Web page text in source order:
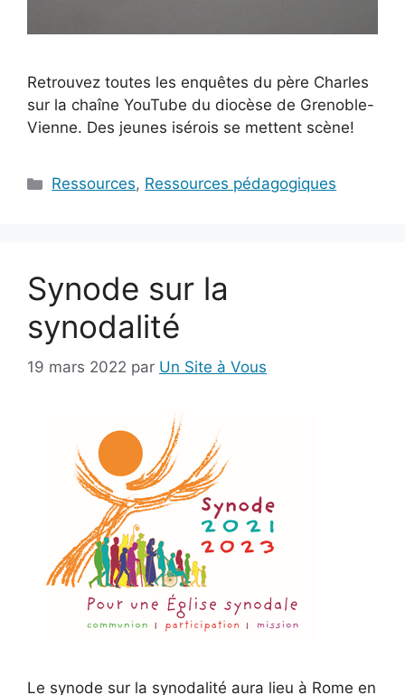
Retrouvez toutes les enquêtes du père Charles
sur la chaîne YouTube du diocèse de Grenoble-
Vienne. Des jeunes isérois se mettent scène!
Catégories
Ressources, Ressources pédagogiques
Synode sur la
synodalité
19 mars 2022 par Un Site à Vous
Le synode sur la synodalité aura lieu à Rome en